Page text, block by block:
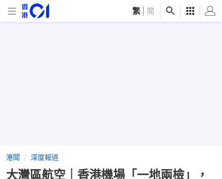
繁 简
港聞 深度報道
大灣區航空｜香港機場「一地兩檢」，